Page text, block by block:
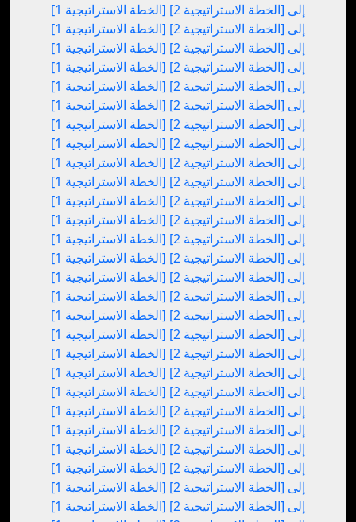
[الخطة الاستراتيجية 1] إلى [الخطة الاستراتيجية 2]
[الخطة الاستراتيجية 1] إلى [الخطة الاستراتيجية 2]
[الخطة الاستراتيجية 1] إلى [الخطة الاستراتيجية 2]
[الخطة الاستراتيجية 1] إلى [الخطة الاستراتيجية 2]
[الخطة الاستراتيجية 1] إلى [الخطة الاستراتيجية 2]
[الخطة الاستراتيجية 1] إلى [الخطة الاستراتيجية 2]
[الخطة الاستراتيجية 1] إلى [الخطة الاستراتيجية 2]
[الخطة الاستراتيجية 1] إلى [الخطة الاستراتيجية 2]
[الخطة الاستراتيجية 1] إلى [الخطة الاستراتيجية 2]
[الخطة الاستراتيجية 1] إلى [الخطة الاستراتيجية 2]
[الخطة الاستراتيجية 1] إلى [الخطة الاستراتيجية 2]
[الخطة الاستراتيجية 1] إلى [الخطة الاستراتيجية 2]
[الخطة الاستراتيجية 1] إلى [الخطة الاستراتيجية 2]
[الخطة الاستراتيجية 1] إلى [الخطة الاستراتيجية 2]
[الخطة الاستراتيجية 1] إلى [الخطة الاستراتيجية 2]
[الخطة الاستراتيجية 1] إلى [الخطة الاستراتيجية 2]
[الخطة الاستراتيجية 1] إلى [الخطة الاستراتيجية 2]
[الخطة الاستراتيجية 1] إلى [الخطة الاستراتيجية 2]
[الخطة الاستراتيجية 1] إلى [الخطة الاستراتيجية 2]
[الخطة الاستراتيجية 1] إلى [الخطة الاستراتيجية 2]
[الخطة الاستراتيجية 1] إلى [الخطة الاستراتيجية 2]
[الخطة الاستراتيجية 1] إلى [الخطة الاستراتيجية 2]
[الخطة الاستراتيجية 1] إلى [الخطة الاستراتيجية 2]
[الخطة الاستراتيجية 1] إلى [الخطة الاستراتيجية 2]
[الخطة الاستراتيجية 1] إلى [الخطة الاستراتيجية 2]
[الخطة الاستراتيجية 1] إلى [الخطة الاستراتيجية 2]
[الخطة الاستراتيجية 1] إلى [الخطة الاستراتيجية 2]